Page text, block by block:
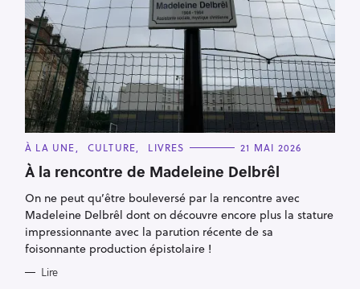
C
T
E
O
R
I
E
S
À LA UNE CULTURE LIVRES 21 MAI 2026
À la rencontre de Madeleine Delbrêl
On ne peut qu’être bouleversé par la rencontre avec
Madeleine Delbrêl dont on découvre encore plus la stature
impressionnante avec la parution récente de sa
foisonnante production épistolaire !
Lire